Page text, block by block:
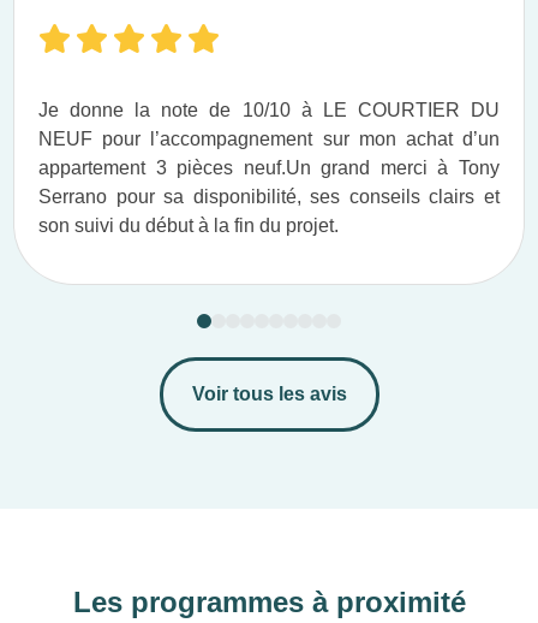
Je donne la note de 10/10 à LE COURTIER DU
NEUF pour l’accompagnement sur mon achat d’un
appartement 3 pièces neuf.​ Un grand merci à Tony
Serrano pour sa disponibilité, ses conseils clairs et
son suivi du début à la fin du projet.​
Voir tous les avis
Les programmes à proximité